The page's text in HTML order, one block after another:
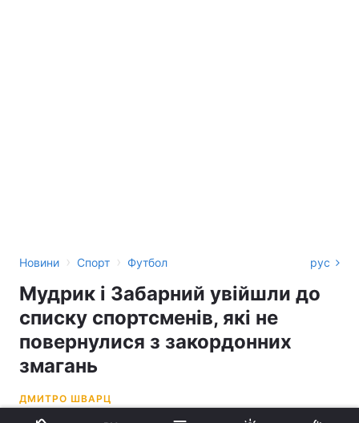
Новини › Спорт › Футбол рус
Мудрик і Забарний увійшли до
списку спортсменів, які не
повернулися з закордонних
змагань
ДМИТРО ШВАРЦ